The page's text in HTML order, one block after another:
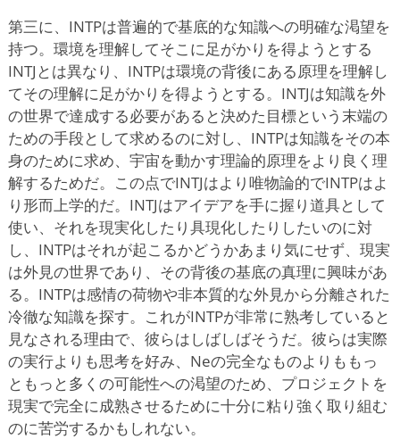
第三に、INTPは普遍的で基底的な知識への明確な渇望を
持つ。環境を理解してそこに足がかりを得ようとする
INTJとは異なり、INTPは環境の背後にある原理を理解し
てその理解に足がかりを得ようとする。INTJは知識を外
の世界で達成する必要があると決めた目標という末端の
ための手段として求めるのに対し、INTPは知識をその本
身のために求め、宇宙を動かす理論的原理をより良く理
解するためだ。この点でINTJはより唯物論的でINTPはよ
り形而上学的だ。INTJはアイデアを手に握り道具として
使い、それを現実化したり具現化したりしたいのに対
し、INTPはそれが起こるかどうかあまり気にせず、現実
は外見の世界であり、その背後の基底の真理に興味があ
る。INTPは感情の荷物や非本質的な外見から分離された
冷徹な知識を探す。これがINTPが非常に熟考していると
見なされる理由で、彼らはしばしばそうだ。彼らは実際
の実行よりも思考を好み、Neの完全なものよりももっ
ともっと多くの可能性への渇望のため、プロジェクトを
現実で完全に成熟させるために十分に粘り強く取り組む
のに苦労するかもしれない。